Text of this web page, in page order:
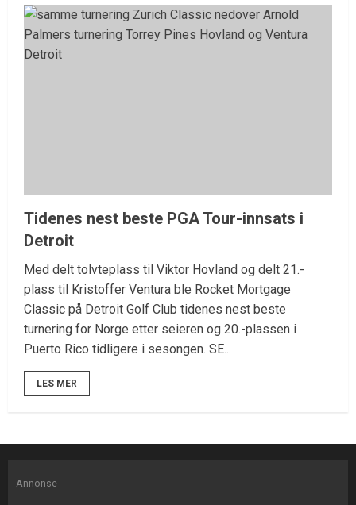
Tidenes nest beste PGA Tour-innsats i
Detroit
Med delt tolvteplass til Viktor Hovland og delt 21.-
plass til Kristoffer Ventura ble Rocket Mortgage
Classic på Detroit Golf Club tidenes nest beste
turnering for Norge etter seieren og 20.-plassen i
Puerto Rico tidligere i sesongen. SE...
LES MER
Annonse